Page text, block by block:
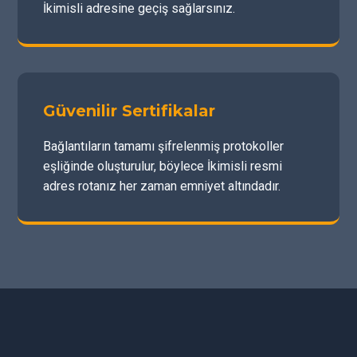
İkimisli adresine geçiş sağlarsınız.
Güvenilir Sertifikalar
Bağlantıların tamamı şifrelenmiş protokoller
eşliğinde oluşturulur, böylece İkimisli resmi
adres rotanız her zaman emniyet altındadır.